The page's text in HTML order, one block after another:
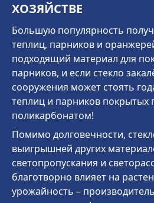
ХОЗЯЙСТВЕ
Большую популярность
теплиц, парников и
подходящий материал для
парников, и если стекло
сооружения может стоять
теплиц и парников покрытых
поликарбонатом!
Помимо долговечности,
выигрышней других
светопропускания и
благотворно влияет на
урожайность –